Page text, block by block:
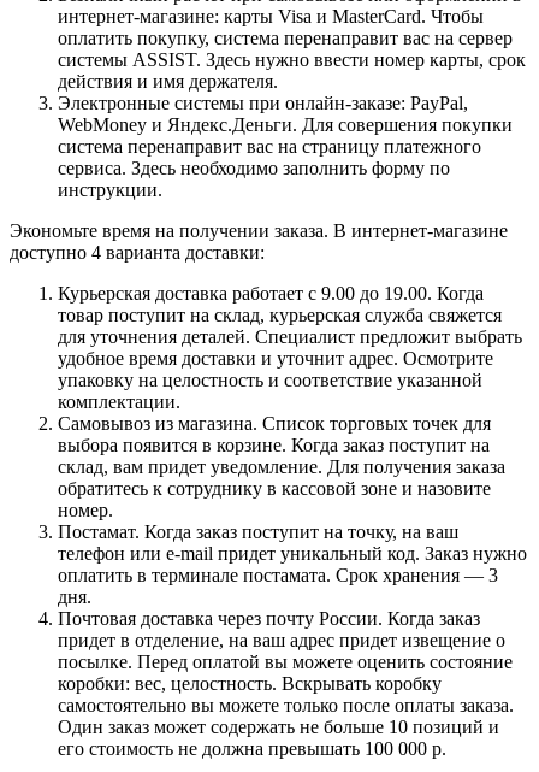
интернет-магазине: карты Visa и MasterCard. Чтобы
оплатить покупку, система перенаправит вас на сервер
системы ASSIST. Здесь нужно ввести номер карты, срок
действия и имя держателя.
Электронные системы при онлайн-заказе: PayPal,
WebMoney и Яндекс.Деньги. Для совершения покупки
система перенаправит вас на страницу платежного
сервиса. Здесь необходимо заполнить форму по
инструкции.
Экономьте время на получении заказа. В интернет-магазине
доступно 4 варианта доставки:
Курьерская доставка работает с 9.00 до 19.00. Когда
товар поступит на склад, курьерская служба свяжется
для уточнения деталей. Специалист предложит выбрать
удобное время доставки и уточнит адрес. Осмотрите
упаковку на целостность и соответствие указанной
комплектации.
Самовывоз из магазина. Список торговых точек для
выбора появится в корзине. Когда заказ поступит на
склад, вам придет уведомление. Для получения заказа
обратитесь к сотруднику в кассовой зоне и назовите
номер.
Постамат. Когда заказ поступит на точку, на ваш
телефон или e-mail придет уникальный код. Заказ нужно
оплатить в терминале постамата. Срок хранения — 3
дня.
Почтовая доставка через почту России. Когда заказ
придет в отделение, на ваш адрес придет извещение о
посылке. Перед оплатой вы можете оценить состояние
коробки: вес, целостность. Вскрывать коробку
самостоятельно вы можете только после оплаты заказа.
Один заказ может содержать не больше 10 позиций и
его стоимость не должна превышать 100 000 р.